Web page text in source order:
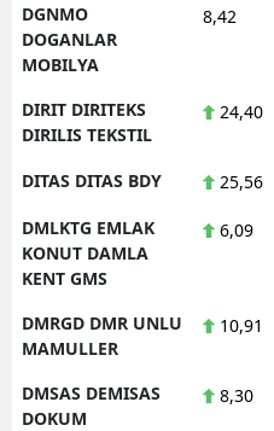
DGNMO
DOGANLAR
MOBILYA
8,42
DIRIT DIRITEKS
DIRILIS TEKSTIL
24,40
DITAS DITAS BDY 25,56
DMLKTG EMLAK
KONUT DAMLA
KENT GMS
6,09
DMRGD DMR UNLU
MAMULLER
10,91
DMSAS DEMISAS
DOKUM
8,30